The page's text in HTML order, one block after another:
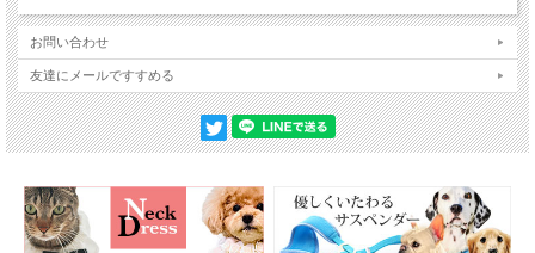
適度な固さで無理なく食べられる
生地が層をなしたキューブ型のクッキーは、歯が少し当たるだけで簡単に食べら
れます。手で楽に割ることができるので、口の小さな子には細かく砕いて与えて
みてください。適度な噛みごたえもあり、早食いにならず、時間をかけて楽しん
でくれますよ。また、ユーグレナが入っており、おやつでありながら栄養面に配
慮できるのもうれしいですね。
お問い合わせ
友達にメールですすめる